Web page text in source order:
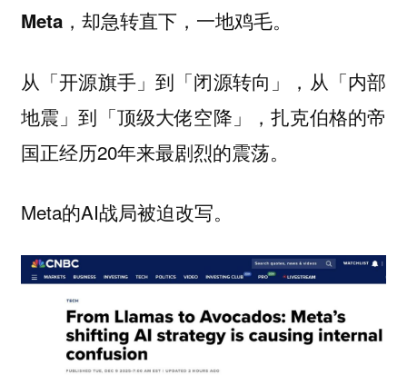
Meta，却急转直下，一地鸡毛。
从「开源旗手」到「闭源转向」，从「内部
地震」到「顶级大佬空降」，扎克伯格的帝
国正经历20年来最剧烈的震荡。
Meta的AI战局被迫改写。